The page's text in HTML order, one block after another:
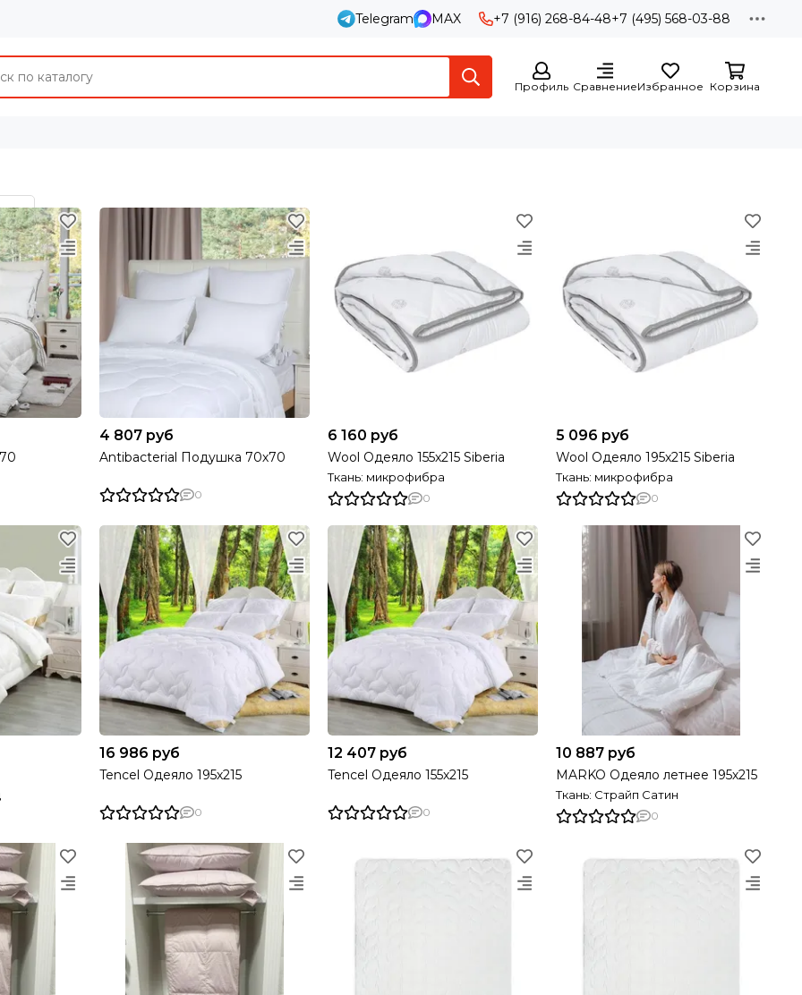
Telegram MAX +7 (916) 268-84-48+7 (495) 568-03-88
Профиль СравнениеИзбранное Корзина
4 807 руб
Antibacterial Подушка 70х70
0
6 160 руб
Wool Одеяло 155х215 Siberia
Ткань: микрофибра
0
5 096 руб
Wool Одеяло 195х215 Siberia
Ткань: микрофибра
0
16 986 руб
Tencel Одеяло 195х215
0
12 407 руб
Tencel Одеяло 155х215
0
10 887 руб
MARKO Одеяло летнее 195х215
Ткань: Страйп Сатин
0